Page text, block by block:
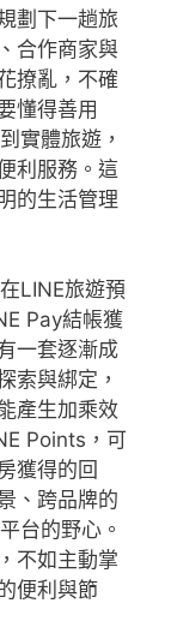
劃下一趟旅
合作商家與
撩亂，不確
懂得善用
實體旅遊，
利服務。這
的生活管理
LINE旅遊預
Pay結帳獲
一套逐漸成
索與綁定，
產生加乘效
Points，可
獲得的回
、跨品牌的
台的野心。
不如主動掌
便利與節